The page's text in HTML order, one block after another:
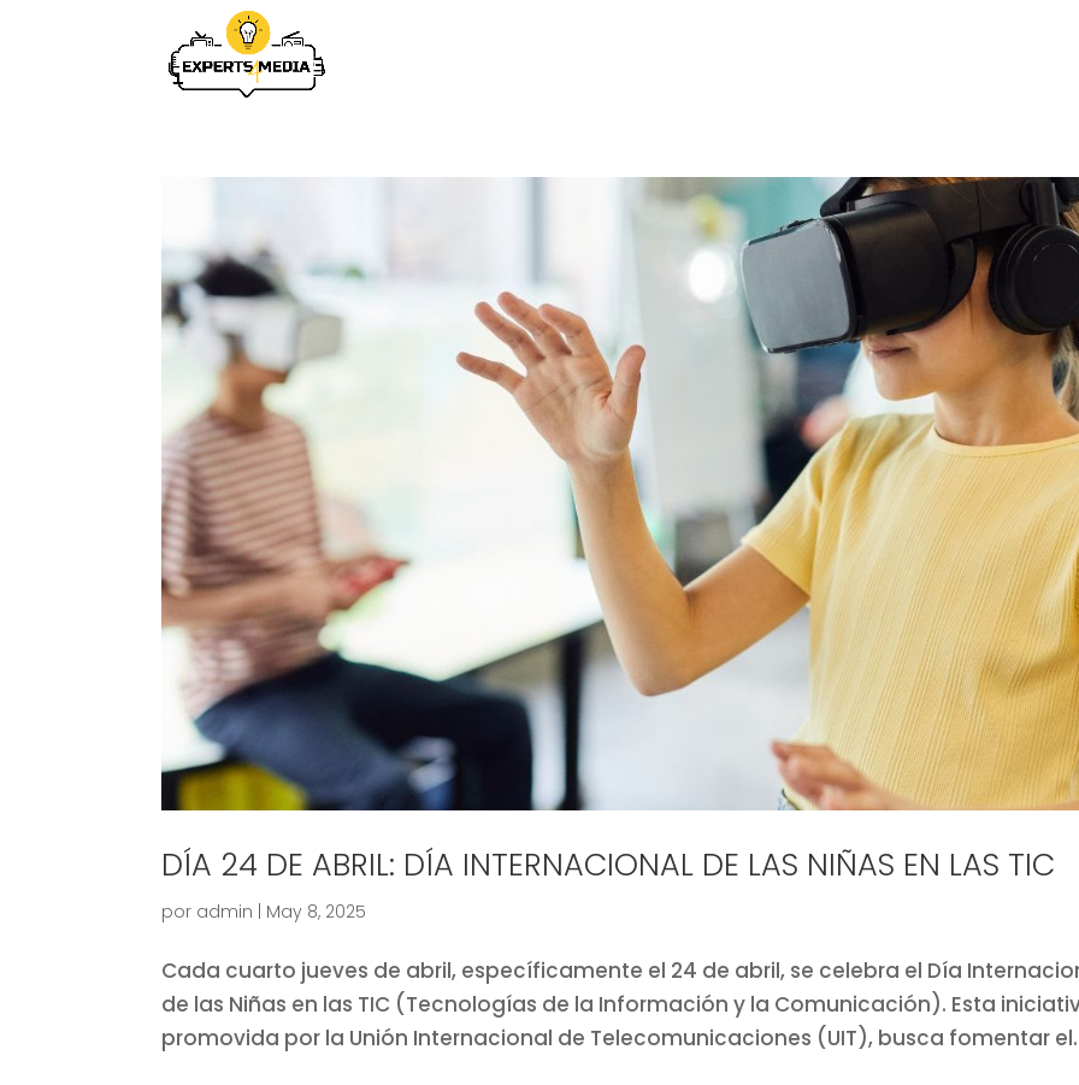
DÍA 24 DE ABRIL: DÍA INTERNACIONAL DE LAS NIÑAS EN LAS TIC
por admin May 8, 2025
Cada cuarto jueves de abril, específicamente el 24 de abril, se celebra el Día
de las Niñas en las TIC (Tecnologías de la Información y la Comunicación). Esta
promovida por la Unión Internacional de Telecomunicaciones (UIT), busca fomentar